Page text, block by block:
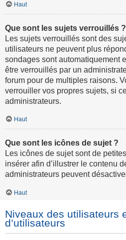
Haut
Que sont les sujets verrouillés ?
Les sujets verrouillés sont des
utilisateurs ne peuvent plus
sondages sont automatiquement
être verrouillés par un
forum pour de multiples raisons.
verrouiller vos propres sujets, si
administrateurs.
Haut
Que sont les icônes de sujet ?
Les icônes de sujet sont de
insérer afin d’illustrer le contenu
administrateurs peuvent
Haut
Niveaux des utilisateurs
d’utilisateurs